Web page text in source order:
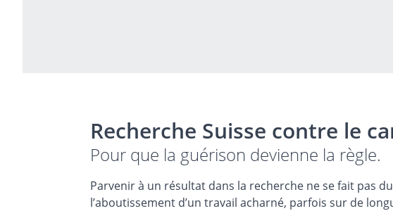
Recherche Suisse contre le
Pour que la guérison devienne la règle.
Parvenir à un résultat dans la recherche ne se fait pas
l’aboutissement d’un travail acharné, parfois sur de